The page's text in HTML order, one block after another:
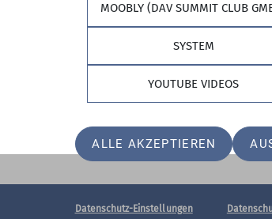
Datenschutz-Einstellungen
MOOBLY (DAV SUMMIT CLUB
SYSTEM
YOUTUBE VIDEOS
ALLE AKZEPTIEREN